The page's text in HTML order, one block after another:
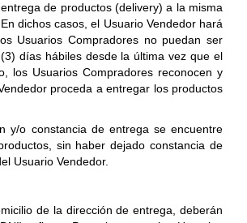
de productos (delivery) a la misma
dichos casos, el Usuario Vendedor hará
Usuarios Compradores no puedan ser
días hábiles desde la última vez que el
los Usuarios Compradores reconocen y
proceda a entregar los productos
y/o constancia de entrega se encuentre
sin haber dejado constancia de
Usuario Vendedor.
de la dirección de entrega, deberán